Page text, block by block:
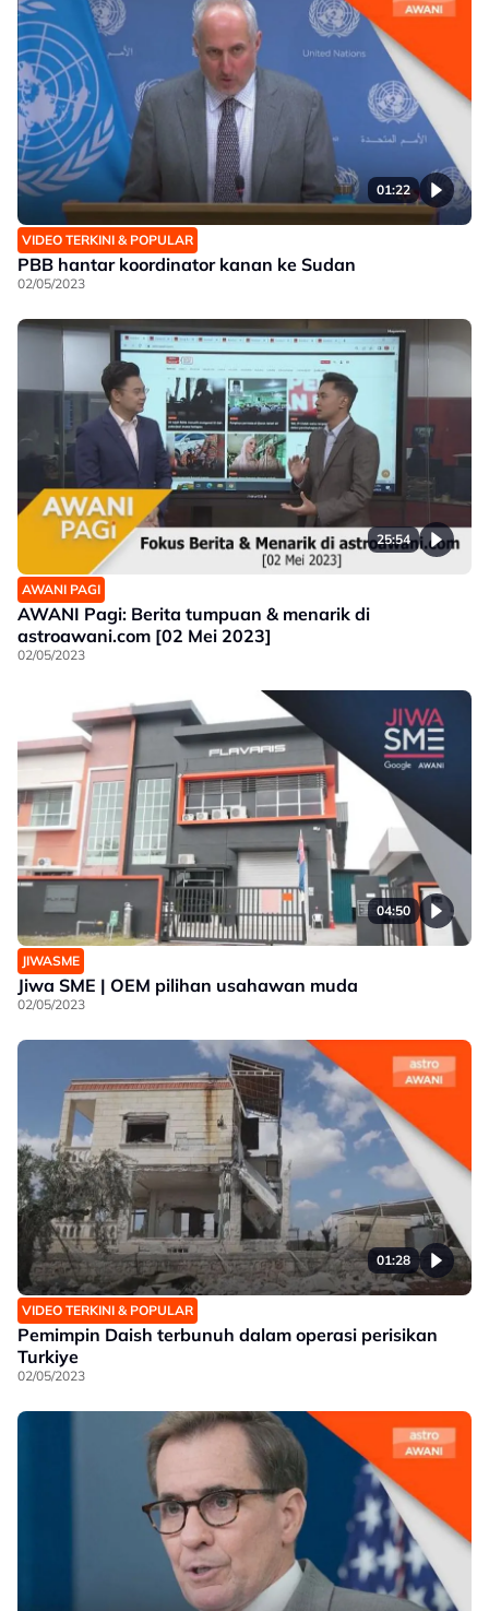
01:22
VIDEO TERKINI & POPULAR
PBB hantar koordinator kanan ke Sudan
02/05/2023
25:54
AWANI PAGI
AWANI Pagi: Berita tumpuan & menarik di
astroawani.com [02 Mei 2023]
02/05/2023
04:50
JIWASME
Jiwa SME | OEM pilihan usahawan muda
02/05/2023
01:28
VIDEO TERKINI & POPULAR
Pemimpin Daish terbunuh dalam operasi perisikan
Turkiye
02/05/2023